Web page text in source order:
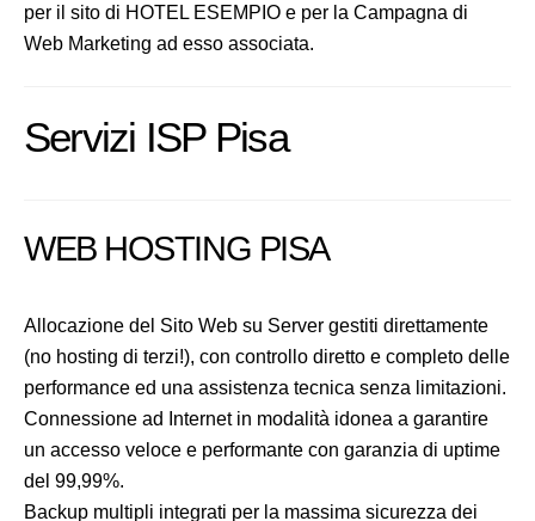
per il sito di HOTEL ESEMPIO e per la Campagna di
Web Marketing ad esso associata.
Servizi ISP Pisa
WEB HOSTING PISA
Allocazione del Sito Web su Server gestiti direttamente
(no hosting di terzi!), con controllo diretto e completo delle
performance ed una assistenza tecnica senza limitazioni.
Connessione ad Internet in modalità idonea a garantire
un accesso veloce e performante con garanzia di uptime
del 99,99%.
Backup multipli integrati per la massima sicurezza dei